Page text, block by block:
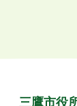
三鷹市役